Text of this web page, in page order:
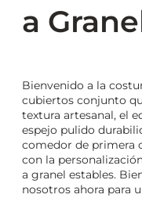
a
Bienvenido a la
cubiertos conjunto
textura artesanal, el
espejo pulido
comedor de primera
con la
a granel estables.
nosotros ahora para